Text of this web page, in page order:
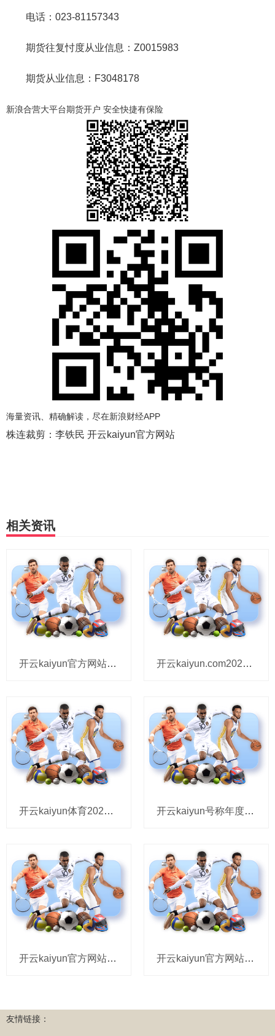
电话：023-81157343
期货往复忖度从业信息：Z0015983
期货从业信息：F3048178
新浪合营大平台期货开户 安全快捷有保险
海量资讯、精确解读，尽在新浪财经APP
株连裁剪：李铁民 开云kaiyun官方网站
相关资讯
开云kaiyun官方网站2025年8月27日宁夏海吉星外洋农居品物流有限公司价钱行情-kai云体育a 开云kaiyun.com2025年8月27日宁夏四季鲜农家具概述批发商场价钱行情-kai云体育app
开云kaiyun体育2025年8月27日宁夏·中宁国外枸杞往复中心价钱行情-kai云体育app官方下 开云kaiyun号称年度最离谱家务现场-kai云体育app官方下载app最新版本-kai云体育app
开云kaiyun官方网站吕颂贤雷同在第一时期转发了老婆的翰墨-kai云体育app官方下载app最新版 开云kaiyun官方网站我抱入辖下手机刷视频-kai云体育app官方下载app最新版本-kai云体育
友情链接：